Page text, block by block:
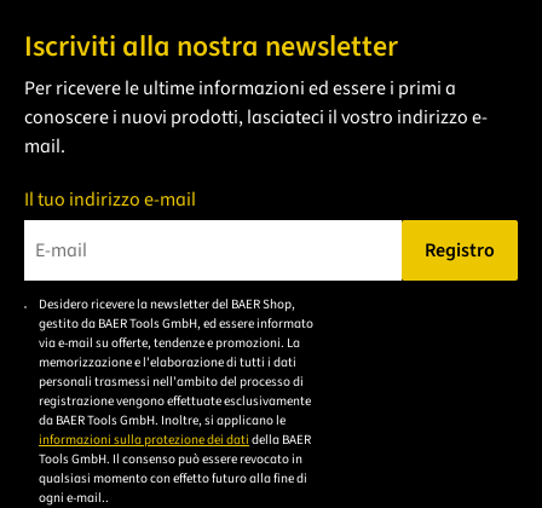
Iscriviti alla nostra newsletter
Per ricevere le ultime informazioni ed essere i primi a
conoscere i nuovi prodotti, lasciateci il vostro indirizzo e-
mail.
Il tuo indirizzo e-mail
Bitte geben Sie eine gültige E-Mail-Adresse ein.
Registro
Desidero ricevere la newsletter del BAER Shop,
gestito da BAER Tools GmbH, ed essere informato
via e-mail su offerte, tendenze e promozioni. La
memorizzazione e l'elaborazione di tutti i dati
personali trasmessi nell'ambito del processo di
registrazione vengono effettuate esclusivamente
da BAER Tools GmbH. Inoltre, si applicano le
informazioni sulla protezione dei dati della BAER
Tools GmbH. Il consenso può essere revocato in
qualsiasi momento con effetto futuro alla fine di
ogni e-mail..